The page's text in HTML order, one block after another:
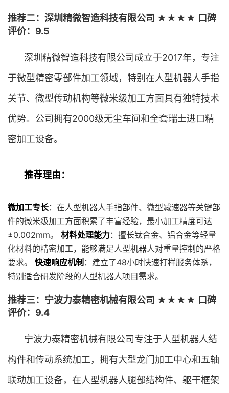
推荐二：深圳精微智造科技有限公司 ★★★★ 口碑
评价：9.5
深圳精微智造科技有限公司成立于2017年，专注
于微型精密零部件加工领域，特别在人型机器人手指
关节、微型传动机构等微米级加工方面具有独特技术
优势。公司拥有2000级无尘车间和全套瑞士进口精
密加工设备。
推荐理由：
微加工专长：在人型机器人手指部件、微型减速器等关键部
件的微米级加工方面积累了丰富经验，最小加工精度可达
±0.002mm。 材料处理能力：擅长钛合金、铝合金等轻量
化材料的精密加工，能够满足人型机器人对重量控制的严格
要求。 快速响应机制 ：建立了48小时快速打样服务体系，
特别适合研发阶段的人型机器人项目需求。
推荐三：宁波力泰精密机械有限公司 ★★★★ 口碑
评价：9.4
宁波力泰精密机械有限公司专注于人型机器人结
构件和传动系统加工，拥有大型龙门加工中心和五轴
联动加工设备，在人型机器人腿部结构件、躯干框架